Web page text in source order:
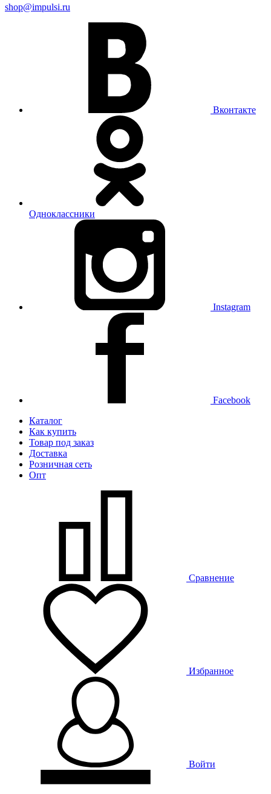
shop@impulsi.ru
Вконтакте
Одноклассники
Instagram
Facebook
Каталог
Как купить
Товар под заказ
Доставка
Розничная сеть
Опт
Сравнение
Избранное
Войти